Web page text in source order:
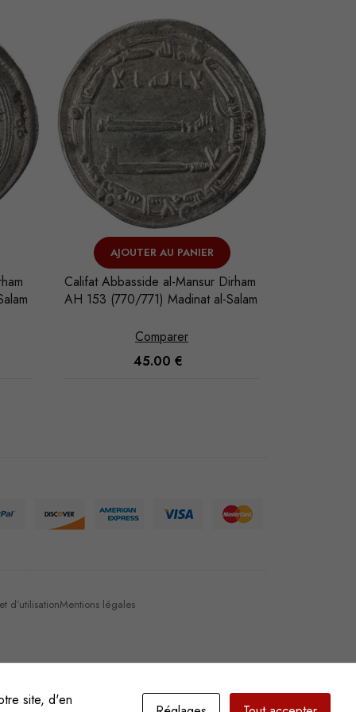
VENDU
VOIR L'ARTICLE
Califat Abbasside Harun al-Rashid
Dirham AH 189 (804/805) Madinat
Comparer
45.00 €
d’utilisationMentions légales
site, d'en